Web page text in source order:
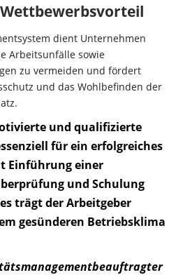
dient Unternehmen
Arbeitsunfälle sowie
zu vermeiden und fördert
und das Wohlbefinden der
und qualifizierte
für ein erfolgreiches
Einführung einer
und Schulung
trägt der Arbeitgeber
gesünderen Betriebsklima